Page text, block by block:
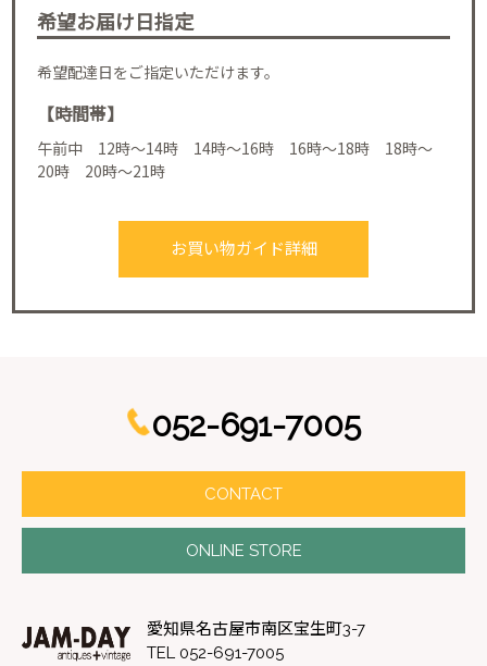
希望お届け日指定
希望配達日をご指定いただけます。
【時間帯】
午前中 12時～14時 14時～16時 16時～18時 18時～
20時 20時～21時
お買い物ガイド詳細
052-691-7005
CONTACT
ONLINE STORE
愛知県名古屋市南区宝生町3-7
TEL 052-691-7005